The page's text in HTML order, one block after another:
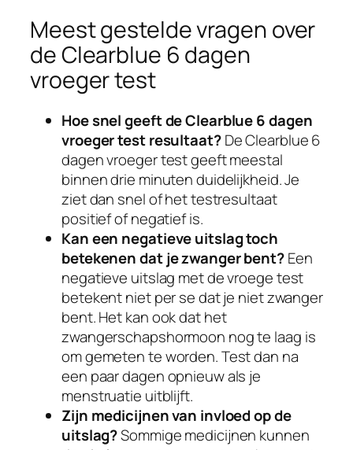
Meest gestelde vragen over
de Clearblue 6 dagen
vroeger test
Hoe snel geeft de Clearblue 6 dagen
vroeger test resultaat?De Clearblue 6
dagen vroeger test geeft meestal
binnen drie minuten duidelijkheid. Je
ziet dan snel of het testresultaat
positief of negatief is.
Kan een negatieve uitslag toch
betekenen dat je zwanger bent?Een
negatieve uitslag met de vroege test
betekent niet per se dat je niet zwanger
bent. Het kan ook dat het
zwangerschapshormoon nog te laag is
om gemeten te worden. Test dan na
een paar dagen opnieuw als je
menstruatie uitblijft.
Zijn medicijnen van invloed op de
uitslag?Sommige medicijnen kunnen